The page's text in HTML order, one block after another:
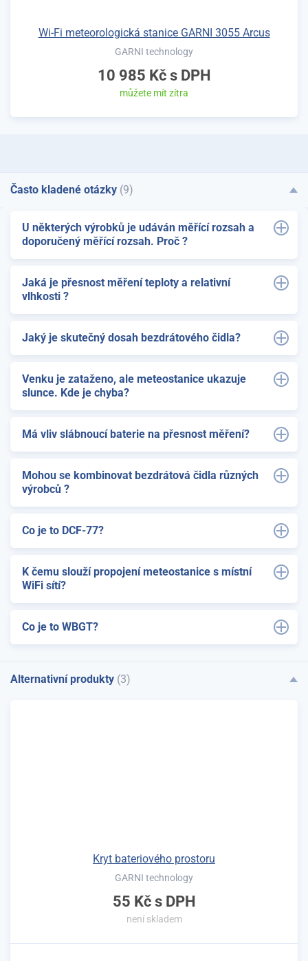
Wi-Fi meteorologická stanice GARNI 3055 Arcus
GARNI technology
10 985 Kč s DPH
můžete mít zítra
Často kladené otázky (9)
U některých výrobků je udáván měřící rozsah a
doporučený měřící rozsah. Proč ?
Jaká je přesnost měření teploty a relativní
vlhkosti ?
Jaký je skutečný dosah bezdrátového čidla?
Venku je zataženo, ale meteostanice ukazuje
slunce. Kde je chyba?
Má vliv slábnoucí baterie na přesnost měření?
Mohou se kombinovat bezdrátová čidla různých
výrobců ?
Co je to DCF-77?
K čemu slouží propojení meteostanice s místní
WiFi sítí?
Co je to WBGT?
Alternativní produkty (3)
Kryt bateriového prostoru
GARNI technology
55 Kč s DPH
není skladem